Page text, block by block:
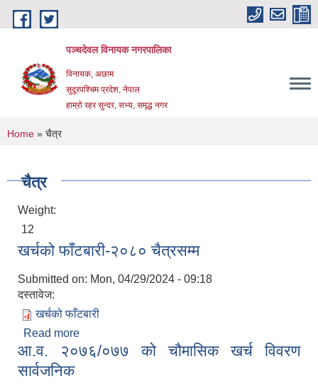
Skip to main content
पञ्चदेवल विनायक नगरपालिका
विनायक, अछाम
सुदूरपश्चिम प्रदेश, नेपाल
हाम्रो रहर सुन्दर, सभ्य, समृद्ध नगर
You are here
Home » चैत्र
चैत्र
Weight:
12
खर्चको फाँटबारी-२०८० चैत्रसम्म
Submitted on: Mon, 04/29/2024 - 09:18
दस्तावेज:
खर्चको फाँटबारी
Read more
आ.व. २०७६/०७७ को चौमासिक खर्च विवरण
सार्वजनिक